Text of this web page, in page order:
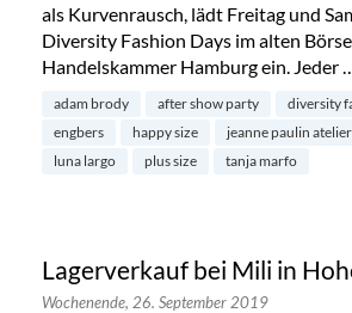
als Kurvenrausch, lädt Freitag und
Diversity Fashion Days im alten
Handelskammer Hamburg ein. Jeder
adam brody after show party
diversity
engbers
happy size jeanne paulin atelier
luna largo
plus size tanja marfo
Lagerverkauf bei Mili in
Wochenende, 26. September 2019